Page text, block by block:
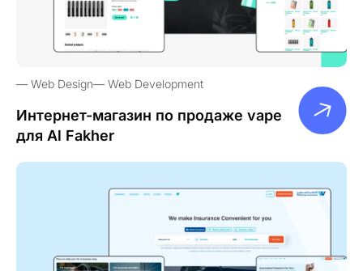
Web Design Web Development
Интернет-магазин по продаже vape
для Al Fakher